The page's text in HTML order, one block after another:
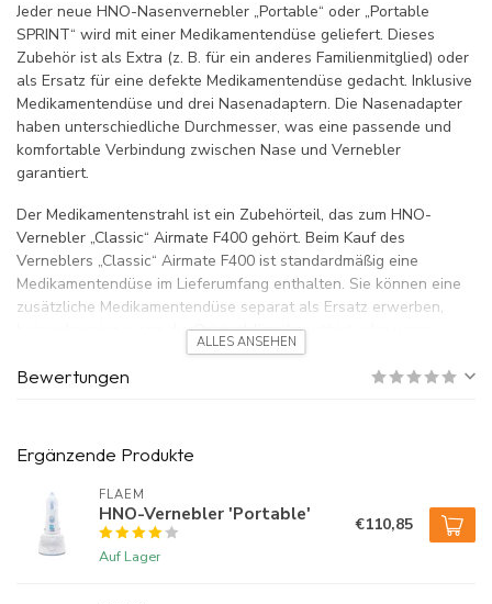
Jeder neue HNO-Nasenvernebler „Portable“ oder „Portable
SPRINT“ wird mit einer Medikamentendüse geliefert. Dieses
Zubehör ist als Extra (z. B. für ein anderes Familienmitglied) oder
als Ersatz für eine defekte Medikamentendüse gedacht. Inklusive
Medikamentendüse und drei Nasenadaptern. Die Nasenadapter
haben unterschiedliche Durchmesser, was eine passende und
komfortable Verbindung zwischen Nase und Vernebler
garantiert.
Der Medikamentenstrahl ist ein Zubehörteil, das zum HNO-
Vernebler „Classic“ Airmate F400 gehört. Beim Kauf des
Verneblers „Classic“ Airmate F400 ist standardmäßig eine
Medikamentendüse im Lieferumfang enthalten. Sie können eine
zusätzliche Medikamentendüse separat als Ersatz erwerben,
beispielsweise wenn die Originaldüse kaputt ist oder wenn
mehrere Personen in der Familie den Vernebler verwenden.
ALLES ANSEHEN
Bewertungen
Ergänzende Produkte
FLAEM
HNO-Vernebler 'Portable'
Auf Lager
€110,85